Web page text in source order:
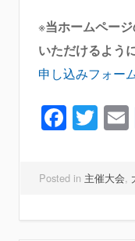
※当ホームペー
いただけるよう
申し込みフォー
Posted in 主催大会,